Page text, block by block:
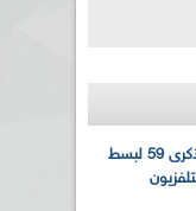
الإذاعة الجزائرية تحي الذكرى 59 لبسط